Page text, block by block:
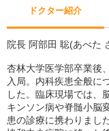
ドクター紹介
院長 阿部田 聡(あべた
杏林大学医学部卒業後
入局。内科疾患全般に
した。臨床現場では、
キンソン病や脊髄小脳
患の診療に携わりました